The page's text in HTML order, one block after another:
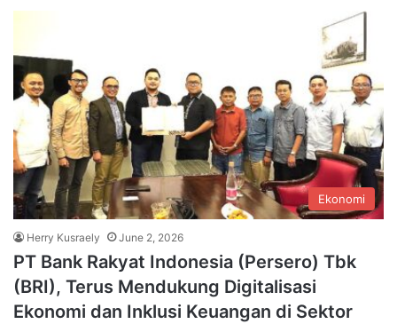
Ekonomi
Herry Kusraely June 2, 2026
PT Bank Rakyat Indonesia (Persero) Tbk
(BRI), Terus Mendukung Digitalisasi
Ekonomi dan Inklusi Keuangan di Sektor